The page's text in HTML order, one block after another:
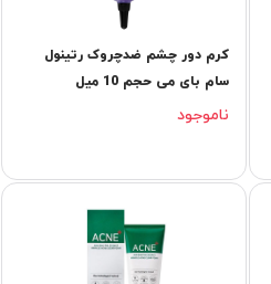
کرم دور چشم ضدچروک رتینول
سام بای می حجم 10 میل
ناموجود